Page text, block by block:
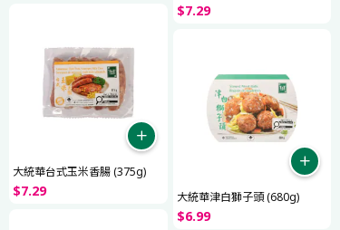
$7.29
大統華台式玉米香腸 (375g)
$7.29 大統華津白獅子頭 (680g)
$6.99